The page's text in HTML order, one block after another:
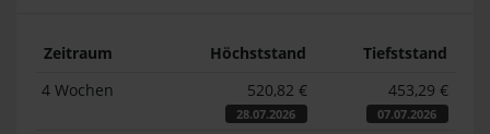
Zeitraum Höchststand
Tiefststand
4 Wochen
520,82 €
28.07.2026
453,29 €
07.07.2026